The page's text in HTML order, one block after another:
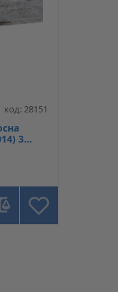
код: 28151
3